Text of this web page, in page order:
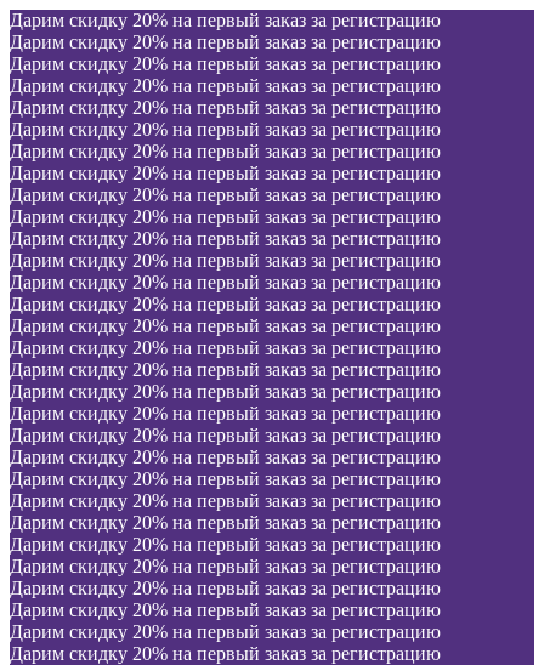
Дарим скидку 20% на первый заказ за регистрацию
Дарим скидку 20% на первый заказ за регистрацию
Дарим скидку 20% на первый заказ за регистрацию
Дарим скидку 20% на первый заказ за регистрацию
Дарим скидку 20% на первый заказ за регистрацию
Дарим скидку 20% на первый заказ за регистрацию
Дарим скидку 20% на первый заказ за регистрацию
Дарим скидку 20% на первый заказ за регистрацию
Дарим скидку 20% на первый заказ за регистрацию
Дарим скидку 20% на первый заказ за регистрацию
Дарим скидку 20% на первый заказ за регистрацию
Дарим скидку 20% на первый заказ за регистрацию
Дарим скидку 20% на первый заказ за регистрацию
Дарим скидку 20% на первый заказ за регистрацию
Дарим скидку 20% на первый заказ за регистрацию
Дарим скидку 20% на первый заказ за регистрацию
Дарим скидку 20% на первый заказ за регистрацию
Дарим скидку 20% на первый заказ за регистрацию
Дарим скидку 20% на первый заказ за регистрацию
Дарим скидку 20% на первый заказ за регистрацию
Дарим скидку 20% на первый заказ за регистрацию
Дарим скидку 20% на первый заказ за регистрацию
Дарим скидку 20% на первый заказ за регистрацию
Дарим скидку 20% на первый заказ за регистрацию
Дарим скидку 20% на первый заказ за регистрацию
Дарим скидку 20% на первый заказ за регистрацию
Дарим скидку 20% на первый заказ за регистрацию
Дарим скидку 20% на первый заказ за регистрацию
Дарим скидку 20% на первый заказ за регистрацию
Дарим скидку 20% на первый заказ за регистрацию